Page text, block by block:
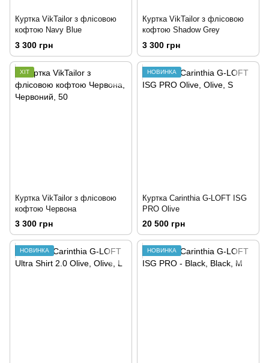
Куртка VikTailor з флісовою
кофтою Navy Blue
3 300 грн
Куртка VikTailor з флісовою
кофтою Shadow Grey
3 300 грн
ХІТ
Куртка VikTailor з флісовою
кофтою Червона
3 300 грн
НОВИНКА
Куртка Carinthia G-LOFT ISG
PRO Olive
20 500 грн
НОВИНКА НОВИНКА